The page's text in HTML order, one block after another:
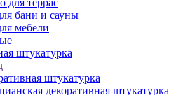
для террас
бани и сауны
мебели
штукатурка
штукатурка
декоративная штукатурка